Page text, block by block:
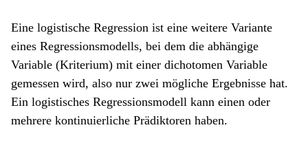
Eine logistische Regression ist eine weitere Variante
eines Regressionsmodells, bei dem die abhängige
Variable (Kriterium) mit einer dichotomen Variable
gemessen wird, also nur zwei mögliche Ergebnisse hat.
Ein logistisches Regressionsmodell kann einen oder
mehrere kontinuierliche Prädiktoren haben.